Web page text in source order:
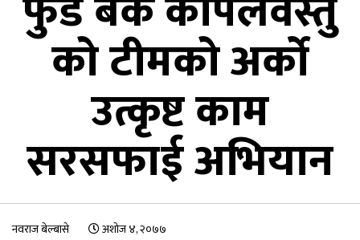
को टीमको अर्को
उत्कृष्ट काम
सरसफाई अभियान
नवराज बेल्बासे अशोज ४, २०७७